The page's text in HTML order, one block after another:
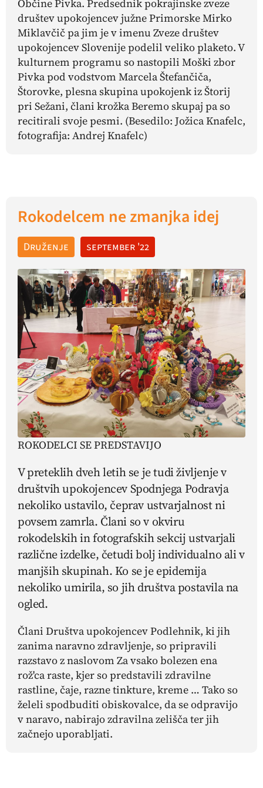
Občine Pivka. Predsednik pokrajinske zveze
društev upokojencev južne Primorske Mirko
Miklavčič pa jim je v imenu Zveze društev
upokojencev Slovenije podelil veliko plaketo. V
kulturnem programu so nastopili Moški zbor
Pivka pod vodstvom Marcela Štefančiča,
Štorovke, plesna skupina upokojenk iz Štorij
pri Sežani, člani krožka Beremo skupaj pa so
recitirali svoje pesmi. (Besedilo: Jožica Knafelc,
fotografija: Andrej Knafelc)
Rokodelcem ne zmanjka idej
Druženje september '22
ROKODELCI SE PREDSTAVIJO
V preteklih dveh letih se je tudi življenje v
društvih upokojencev Spodnjega Podravja
nekoliko ustavilo, čeprav ustvarjalnost ni
povsem zamrla. Člani so v okviru
rokodelskih in fotografskih sekcij ustvarjali
različne izdelke, četudi bolj individualno ali v
manjših skupinah. Ko se je epidemija
nekoliko umirila, so jih društva postavila na
ogled.
Člani Društva upokojencev Podlehnik, ki jih
zanima naravno zdravljenje, so pripravili
razstavo z naslovom Za vsako bolezen ena
rož'ca raste, kjer so predstavili zdravilne
rastline, čaje, razne tinkture, kreme … Tako so
želeli spodbuditi obiskovalce, da se odpravijo
v naravo, nabirajo zdravilna zelišča ter jih
začnejo uporabljati.